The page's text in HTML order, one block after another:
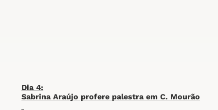
Dia 4:
Sabrina Araújo profere palestra em C. Mourão